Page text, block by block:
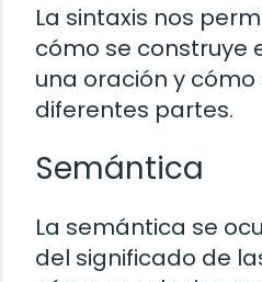
La sintaxis nos
cómo se construye
una oración y
diferentes partes.
Semántica
La semántica se
del significado de